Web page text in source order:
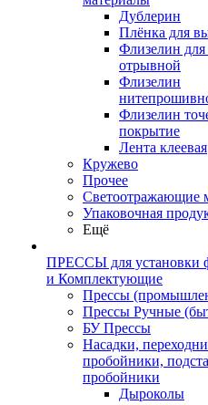
Дублерин
Плёнка для
Флизелин
отрывной
Флизелин
Флизелин
покрытие
Лента клеевая
Кружево
Прочее
Светоотражающие
Упаковочная
Ещё
ПРЕССЫ для установки
и Комплектующие
Прессы
Прессы Ручные
БУ Прессы
Насадки,
пробойники,
пробойники
Дыроколы